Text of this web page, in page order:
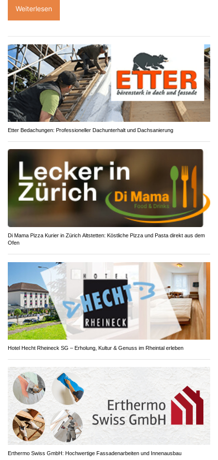
Weiterlesen
Etter Bedachungen: Professioneller Dachunterhalt und Dachsanierung
Di Mama Pizza Kurier in Zürich Altstetten: Köstliche Pizza und Pasta direkt aus dem
Ofen
Hotel Hecht Rheineck SG – Erholung, Kultur & Genuss im Rheintal erleben
Erthermo Swiss GmbH: Hochwertige Fassadenarbeiten und Innenausbau